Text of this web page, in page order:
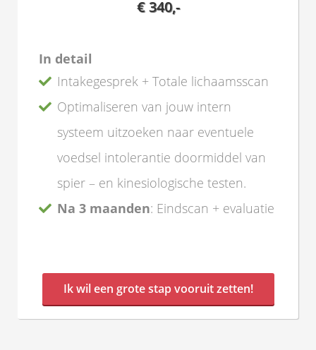
€ 340,-
In detail
Intakegesprek + Totale lichaamsscan
Optimaliseren van jouw intern
systeem uitzoeken naar eventuele
voedsel intolerantie doormiddel van
spier – en kinesiologische testen.
Na 3 maanden: Eindscan + evaluatie
Ik wil een grote stap vooruit zetten!